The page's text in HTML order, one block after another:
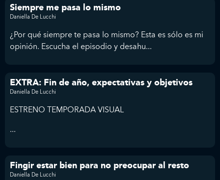
Siempre me pasa lo mismo
Daniella De Lucchi
¿Por qué siempre te pasa lo mismo? Esta es sólo es mi
opinión. Escucha el episodio y desahu...
EXTRA: Fin de año, expectativas y objetivos
Daniella De Lucchi
ESTRENO TEMPORADA VISUAL
...
Fingir estar bien para no preocupar al resto
Daniella De Lucchi